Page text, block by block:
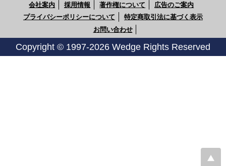
会社案内 採用情報 著作権について
広告のご案内
プライバシーポリシーについて
特定商取引法に基づく表示
お問い合わせ
Copyright © 1997-2026 Wedge Rights Reserved